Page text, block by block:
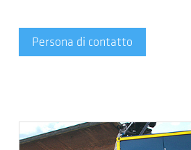
Persona di contatto